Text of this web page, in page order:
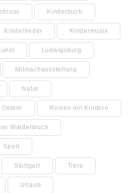
Kinderbuch
Kinderlieder Kindermusik
Ludwigsburg
Mitmachausstellung
Natur
Ostern Reisen mit Kindern
Waldenbuch
Sport
Stuttgart Tiere
Urlaub